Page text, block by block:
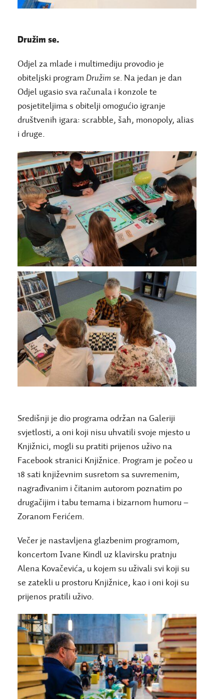
Družim se.
Odjel za mlade i multimediju provodio je
obiteljski program Družim se. Na jedan je dan
Odjel ugasio sva računala i konzole te
posjetiteljima s obitelji omogućio igranje
društvenih igara: scrabble, šah, monopoly, alias
i druge.
Središnji je dio programa održan na Galeriji
svjetlosti, a oni koji nisu uhvatili svoje mjesto u
Knjižnici, mogli su pratiti prijenos uživo na
Facebook stranici Knjižnice. Program je počeo u
18 sati književnim susretom sa suvremenim,
nagrađivanim i čitanim autorom poznatim po
drugačijim i tabu temama i bizarnom humoru –
Zoranom Ferićem.
Večer je nastavljena glazbenim programom,
koncertom Ivane Kindl uz klavirsku pratnju
Alena Kovačevića, u kojem su uživali svi koji su
se zatekli u prostoru Knjižnice, kao i oni koji su
prijenos pratili uživo.